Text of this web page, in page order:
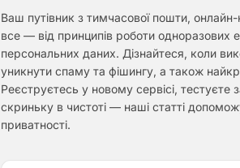
Ваш путівник з тимчасової пошти,
все — від принципів роботи
персональних даних. Дізнайтеся, коли
уникнути спаму та фішингу, а також
Реєструєтесь у новому сервісі,
скриньку в чистоті — наші статті
приватності.